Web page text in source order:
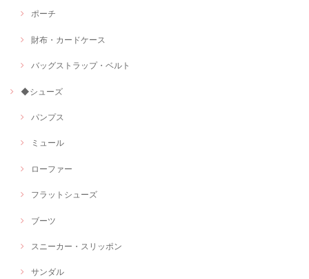
ポーチ
財布・カードケース
バッグストラップ・ベルト
◆シューズ
パンプス
ミュール
ローファー
フラットシューズ
ブーツ
スニーカー・スリッポン
サンダル